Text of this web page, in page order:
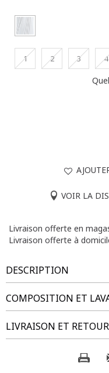
1 2 3 4
VOIR LA
Livraison offerte en
Livraison offerte à
DESCRIPTION
Chemise grande taille à
avec patte de
boutonnés. Patchs
Découpe horizontale au
Notre mannequin
COMPOSITION ET
Tissu principal : 100%
Composition et lavage :
LIVRAISON ET RETOUR
NOS MODES DE